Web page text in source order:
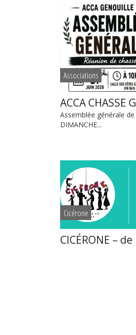
Associations
ACCA CHASSE
Assemblée générale de
DIMANCHE...
Cicérone
CICÉRONE –